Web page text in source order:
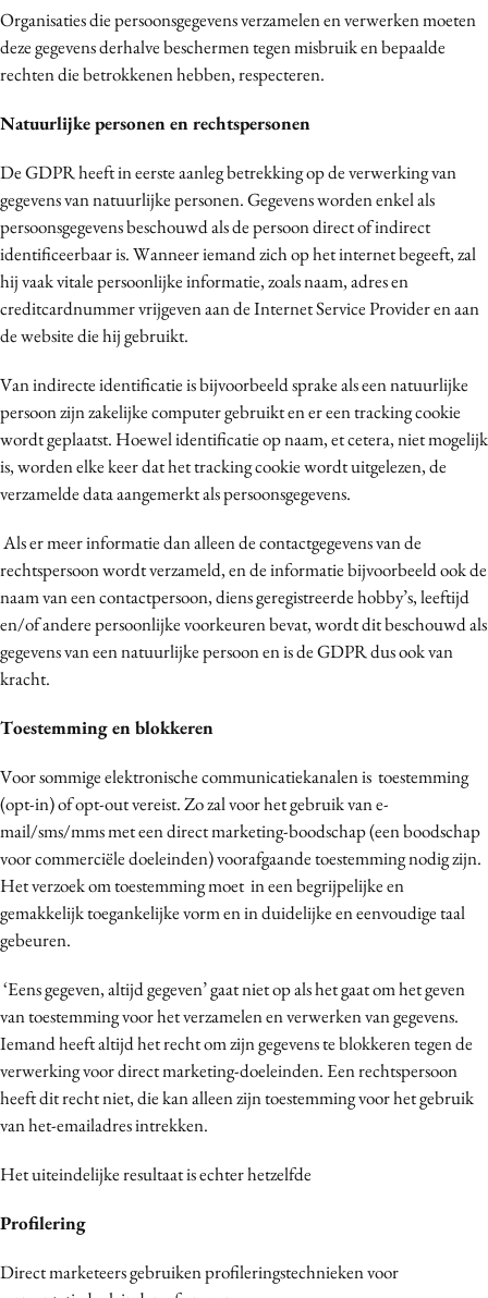
Reputatie & crisis
Organisaties die persoonsgegevens verzamelen en verwerken moeten
deze gegevens derhalve beschermen tegen misbruik en bepaalde
rechten die betrokkenen hebben, respecteren.
Natuurlijke personen en rechtspersonen
De GDPR heeft in eerste aanleg betrekking op de verwerking van
gegevens van natuurlijke personen. Gegevens worden enkel als
persoonsgegevens beschouwd als de persoon direct of indirect
identificeerbaar is. Wanneer iemand zich op het internet begeeft, zal
hij vaak vitale persoonlijke informatie, zoals naam, adres en
creditcardnummer vrijgeven aan de Internet Service Provider en aan
de website die hij gebruikt.
Van indirecte identificatie is bijvoorbeeld sprake als een natuurlijke
persoon zijn zakelijke computer gebruikt en er een tracking cookie
wordt geplaatst. Hoewel identificatie op naam, et cetera, niet mogelijk
is, worden elke keer dat het tracking cookie wordt uitgelezen, de
verzamelde data aangemerkt als persoonsgegevens.
Als er meer informatie dan alleen de contactgegevens van de
rechtspersoon wordt verzameld, en de informatie bijvoorbeeld ook de
naam van een contactpersoon, diens geregistreerde hobby’s, leeftijd
en/of andere persoonlijke voorkeuren bevat, wordt dit beschouwd als
gegevens van een natuurlijke persoon en is de GDPR dus ook van
kracht.
Toestemming en blokkeren
Voor sommige elektronische communicatiekanalen is toestemming
(opt-in) of opt-out vereist. Zo zal voor het gebruik van e-
mail/sms/mms met een direct marketing-boodschap (een boodschap
voor commerciële doeleinden) voorafgaande toestemming nodig zijn.
Het verzoek om toestemming moet in een begrijpelijke en
gemakkelijk toegankelijke vorm en in duidelijke en eenvoudige taal
gebeuren.
‘Eens gegeven, altijd gegeven’ gaat niet op als het gaat om het geven
van toestemming voor het verzamelen en verwerken van gegevens.
Iemand heeft altijd het recht om zijn gegevens te blokkeren tegen de
verwerking voor direct marketing-doeleinden. Een rechtspersoon
heeft dit recht niet, die kan alleen zijn toestemming voor het gebruik
van het-emailadres intrekken.
Het uiteindelijke resultaat is echter hetzelfde
Profilering
Direct marketeers gebruiken profileringstechnieken voor